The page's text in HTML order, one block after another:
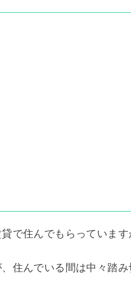
で住んでもらっています
住んでいる間は中々踏み